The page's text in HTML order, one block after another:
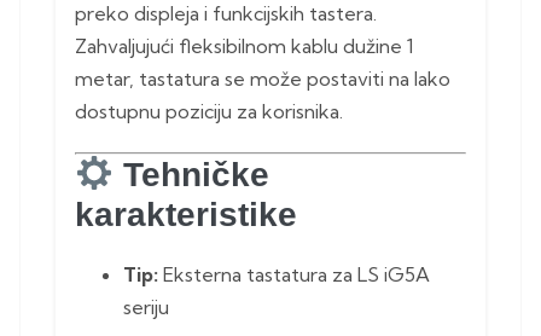
preko displeja i funkcijskih tastera.
Zahvaljujući fleksibilnom kablu dužine 1
metar, tastatura se može postaviti na lako
dostupnu poziciju za korisnika.
Tehničke
karakteristike
Tip: Eksterna tastatura za LS iG5A
seriju